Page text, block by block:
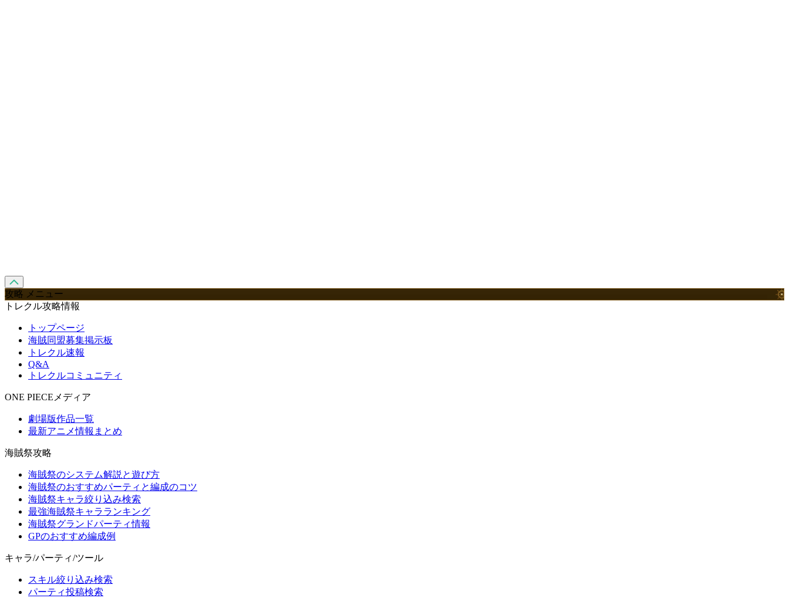
攻略 メニュー
トレクル攻略情報
トップページ
海賊同盟募集掲示板
トレクル速報
Q&A
トレクルコミュニティ
ONE PIECEメディア
劇場版作品一覧
最新アニメ情報まとめ
海賊祭攻略
海賊祭のシステム解説と遊び方
海賊祭のおすすめパーティと編成のコツ
海賊祭キャラ絞り込み検索
最強海賊祭キャラランキング
海賊祭グランドパーティ情報
GPのおすすめ編成例
キャラ/パーティ/ツール
スキル絞り込み検索
パーティ投稿検索